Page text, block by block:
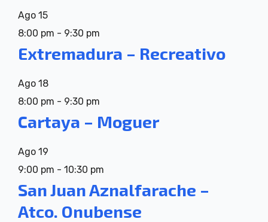
Ago 15
8:00 pm - 9:30 pm
Extremadura – Recreativo
Ago 18
8:00 pm - 9:30 pm
Cartaya – Moguer
Ago 19
9:00 pm - 10:30 pm
San Juan Aznalfarache –
Atco. Onubense